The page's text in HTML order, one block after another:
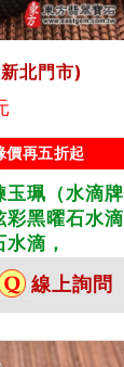
北門市)
價再五折起
玉珮（水滴牌
彩黑曜石水滴
滴，
各種炫彩黑曜
。★東方翡翠
線上詢問